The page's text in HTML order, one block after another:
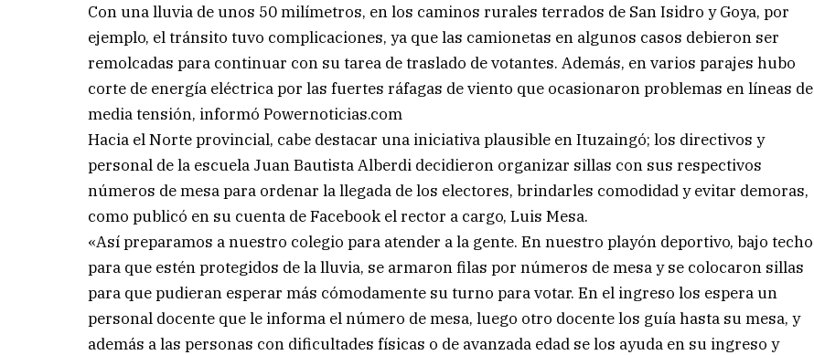
Con una lluvia de unos 50 milímetros, en los caminos rurales terrados de San Isidro y Goya, por
ejemplo, el tránsito tuvo complicaciones, ya que las camionetas en algunos casos debieron ser
remolcadas para continuar con su tarea de traslado de votantes. Además, en varios parajes hubo
corte de energía eléctrica por las fuertes ráfagas de viento que ocasionaron problemas en líneas de
media tensión, informó Powernoticias.com
Hacia el Norte provincial, cabe destacar una iniciativa plausible en Ituzaingó; los directivos y
personal de la escuela Juan Bautista Alberdi decidieron organizar sillas con sus respectivos
números de mesa para ordenar la llegada de los electores, brindarles comodidad y evitar demoras,
como publicó en su cuenta de Facebook el rector a cargo, Luis Mesa.
«Así preparamos a nuestro colegio para atender a la gente. En nuestro playón deportivo, bajo techo
para que estén protegidos de la lluvia, se armaron filas por números de mesa y se colocaron sillas
para que pudieran esperar más cómodamente su turno para votar. En el ingreso los espera un
personal docente que le informa el número de mesa, luego otro docente los guía hasta su mesa, y
además a las personas con dificultades físicas o de avanzada edad se los ayuda en su ingreso y